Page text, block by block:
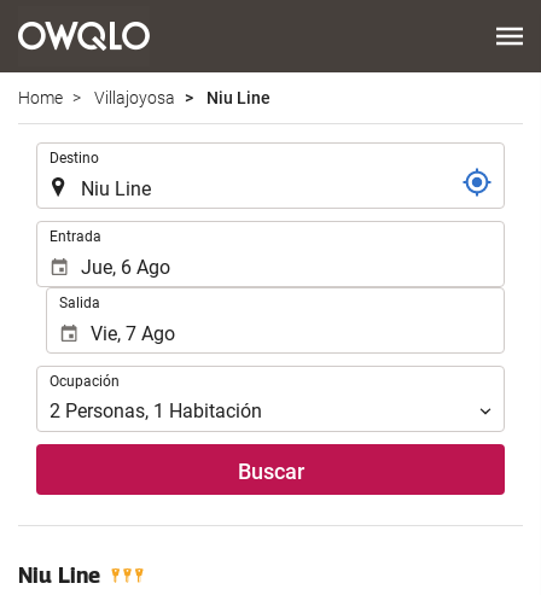
Home Villajoyosa Niu Line
Destino
Entrada
Salida
Ocupación
Ocupación
2 Personas, 1 Habitación
Buscar
Niu Line